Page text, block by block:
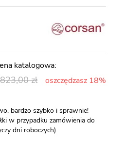
oszczędzasz 18%
bardzo szybko i sprawnie!
w przypadku zamówienia do
dni roboczych)